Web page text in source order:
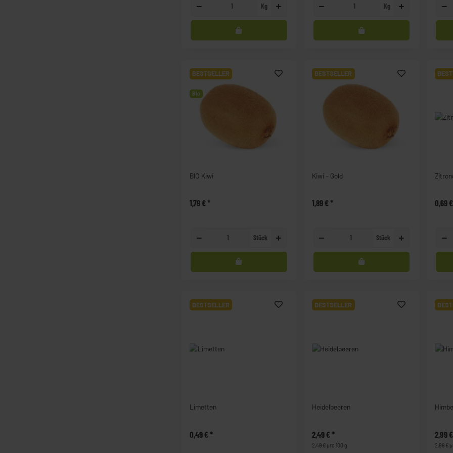
Kg Kg
BESTSELLER
Bio
BIO Kiwi
1,79 €*
Stück
BESTSELLER
Kiwi - Gold
1,89 €*
Stück
0,69 €
BESTSELLER
Limetten
0,49 €*
BESTSELLER
Heidelbeeren
2,49 €*
2,49 € pro 100 g
2,99 €
2,99 €